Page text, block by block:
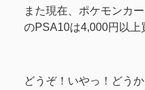
また現在、ポケモンカ
のPSA10は4,000円以
どうぞ！いやっ！どうか